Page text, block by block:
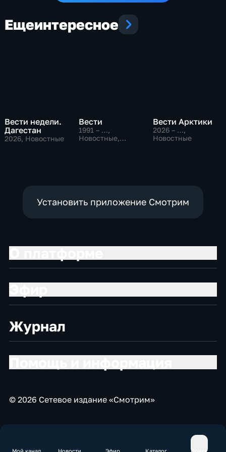
Ещеинтересное
Вести недели.
Дагестан
2026, Новостные
Вести
1991 – …,
Новостные,
Вести Арктики
2026 – …,
Новостные
Установить приложение Смотрим
Журнал
© 2026 Сетевое издание «Смотрим»